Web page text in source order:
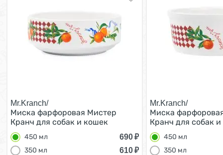
Mr.Kranch/
Миска фарфоровая Мистер
Кранч для собак и кошек
Апельсины Белая 450 мл
450 мл 690₽
350 мл
610₽
Mr.Kranch/
Миска
Кранч для собак
Апельсины Белая
450 мл
350 мл